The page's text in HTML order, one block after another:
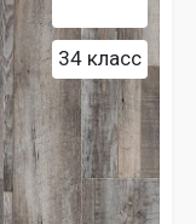
34 класс